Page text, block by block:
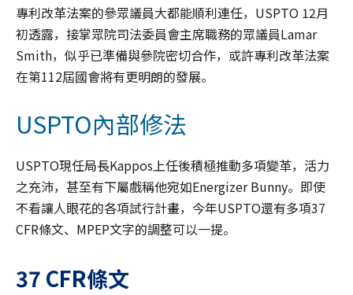
專利改革法案的參眾議員大都能順利連任，USPTO 12月
初透露，接掌眾院司法委員會主席職務的眾議員Lamar
Smith，似乎已準備與參院密切合作，或許專利改革法案
在第112屆國會將有更明朗的發展。
USPTO內部修法
USPTO現任局長Kappos上任後積極推動多項變革，活力
之充沛，甚至有下屬戲稱他宛如Energizer Bunny。即使
不看讓人眼花的各項試行計畫，今年USPTO還有多項37
CFR條文、MPEP文字的調整可以一提。
37 CFR條文